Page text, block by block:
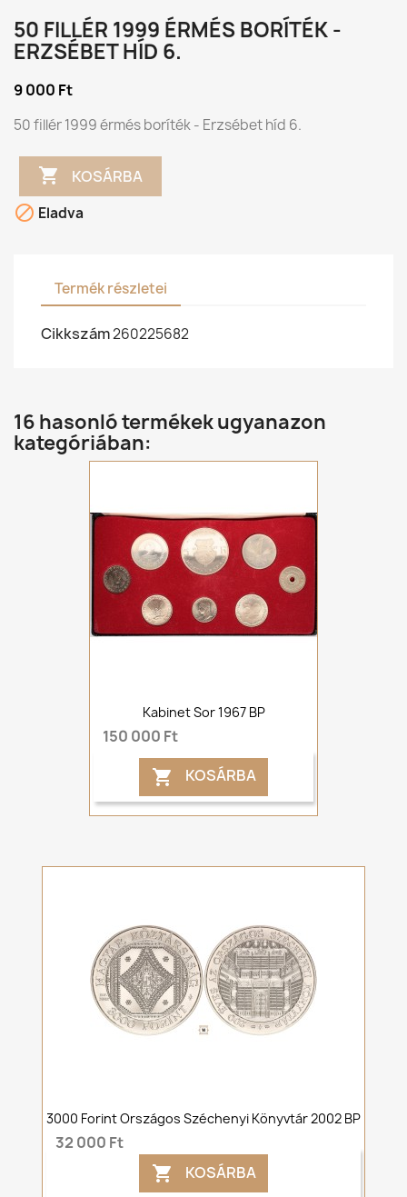
50 FILLÉR 1999 ÉRMÉS BORÍTÉK -
ERZSÉBET HÍD 6.
9 000 Ft
50 fillér 1999 érmés boríték - Erzsébet híd 6.
 KOSÁRBA
 Eladva
Termék részletei
Cikkszám260225682
16 hasonló termékek ugyanazon
kategóriában:
Kabinet Sor 1967 BP
150 000 Ft
 KOSÁRBA
3000 Forint Országos Széchenyi Könyvtár 2002 BP
32 000 Ft
 KOSÁRBA